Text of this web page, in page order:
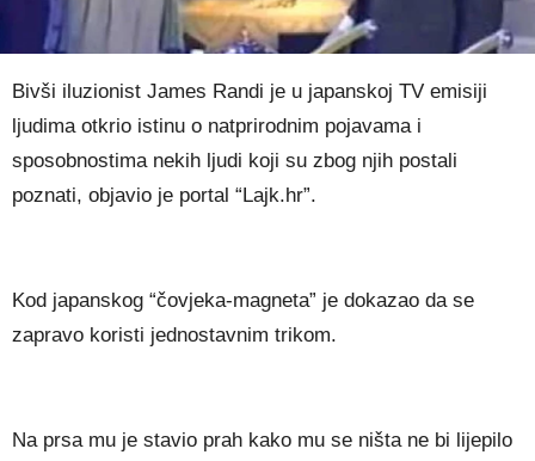
Bivši iluzionist James Randi je u japanskoj TV emisiji
ljudima otkrio istinu o natprirodnim pojavama i
sposobnostima nekih ljudi koji su zbog njih postali
poznati, objavio je portal “Lajk.hr”.
Kod japanskog “čovjeka-magneta” je dokazao da se
zapravo koristi jednostavnim trikom.
Na prsa mu je stavio prah kako mu se ništa ne bi lijepilo